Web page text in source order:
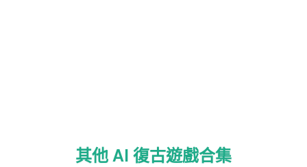
其他 AI 復古遊戲合集